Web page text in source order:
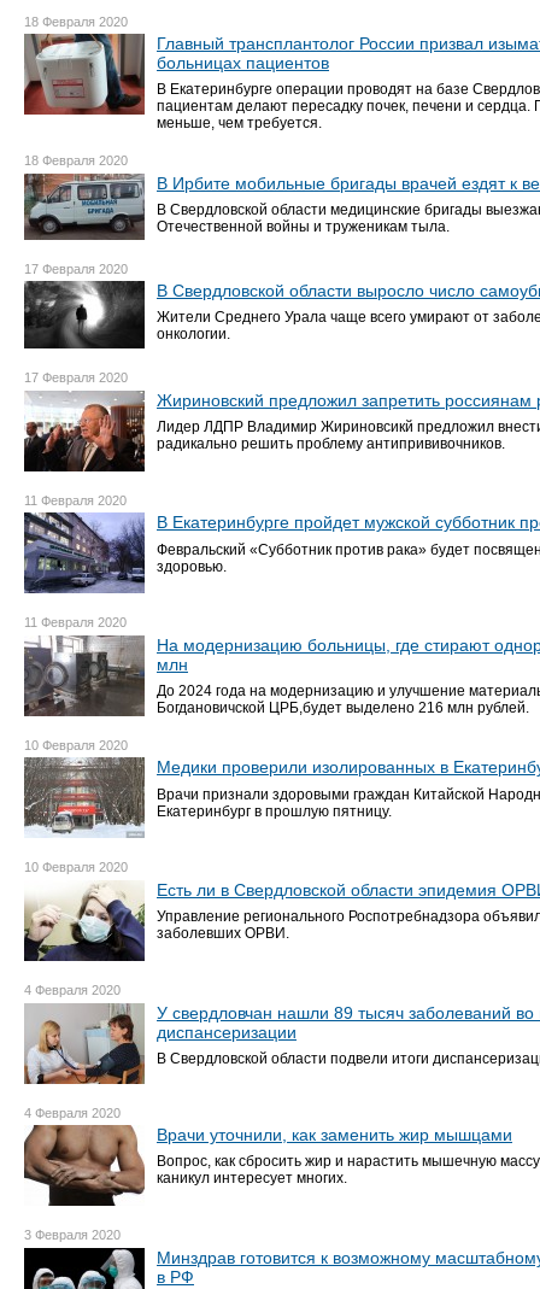
18 Февраля 2020
Главный трансплантолог России призвал
больницах пациентов
В Екатеринбурге операции проводят на базе
пациентам делают пересадку почек, печени и сердца.
меньше, чем требуется.
18 Февраля 2020
В Ирбите мобильные бригады врачей ездят к
В Свердловской области медицинские бригады
Отечественной войны и труженикам тыла.
17 Февраля 2020
В Свердловской области выросло число
Жители Среднего Урала чаще всего умирают от
онкологии.
17 Февраля 2020
Жириновский предложил запретить россиянам
Лидер ЛДПР Владимир Жириновсикй предложил
радикально решить проблему антипрививочников.
11 Февраля 2020
В Екатеринбурге пройдет мужской субботник
Февральский «Субботник против рака» будет
здоровью.
11 Февраля 2020
На модернизацию больницы, где стирают
млн
До 2024 года на модернизацию и улучшение
Богдановичской ЦРБ,будет выделено 216 млн рублей.
10 Февраля 2020
Медики проверили изолированных в
Врачи признали здоровыми граждан Китайской
Екатеринбург в прошлую пятницу.
10 Февраля 2020
Есть ли в Свердловской области эпидемия
Управление регионального Роспотребнадзора
заболевших ОРВИ.
4 Февраля 2020
У свердловчан нашли 89 тысяч заболеваний
диспансеризации
В Свердловской области подвели итоги
4 Февраля 2020
Врачи уточнили, как заменить жир мышцами
Вопрос, как сбросить жир и нарастить мышечную
каникул интересует многих.
3 Февраля 2020
Минздрав готовится к возможному
в РФ